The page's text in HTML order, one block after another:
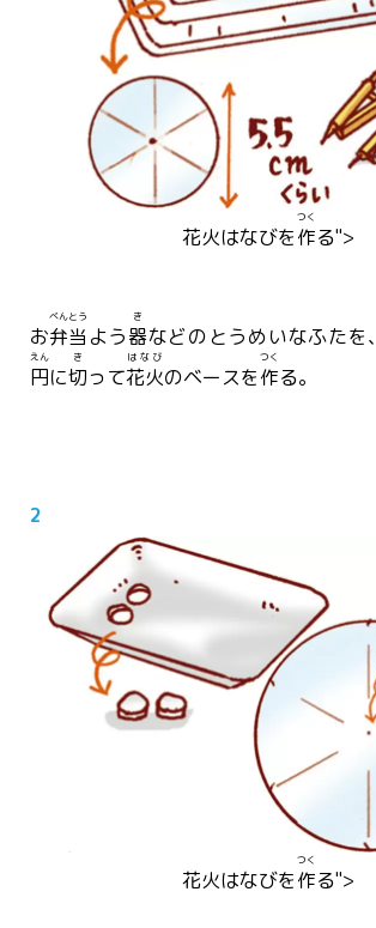
花火はなびを作
つく
る">
お弁当
べんとう
よう器
き
などのとうめいなふたを、
円
えん
に切
き
って花火
はなび
のベースを作
つく
る。
2
花火はなびを作
つく
る">